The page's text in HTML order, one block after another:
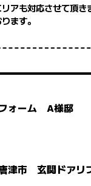
アも対応させて頂き
ます。
ォーム A様邸
津市 玄関ドアリ